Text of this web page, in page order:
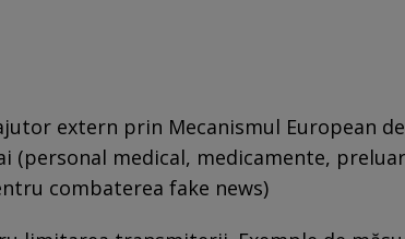
extern prin Mecanismul European de
(personal medical, medicamente,
combaterea fake news)